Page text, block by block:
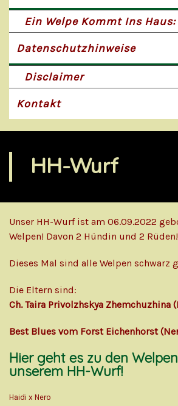
Ein Welpe Kommt Ins Haus:
Datenschutzhinweise
Disclaimer
Kontakt
HH-Wurf
Unser HH-Wurf ist am 06.09.2022
Welpen! Davon 2 Hündin und 2 Rüden!
Dieses Mal sind alle Welpen schwarz
Die Eltern sind:
Ch. Taira Privolzhskya Zhemchuzhina
Best Blues vom Forst Eichenhorst
Hier geht es zu den
unserem HH-Wurf!
Haidi x Nero